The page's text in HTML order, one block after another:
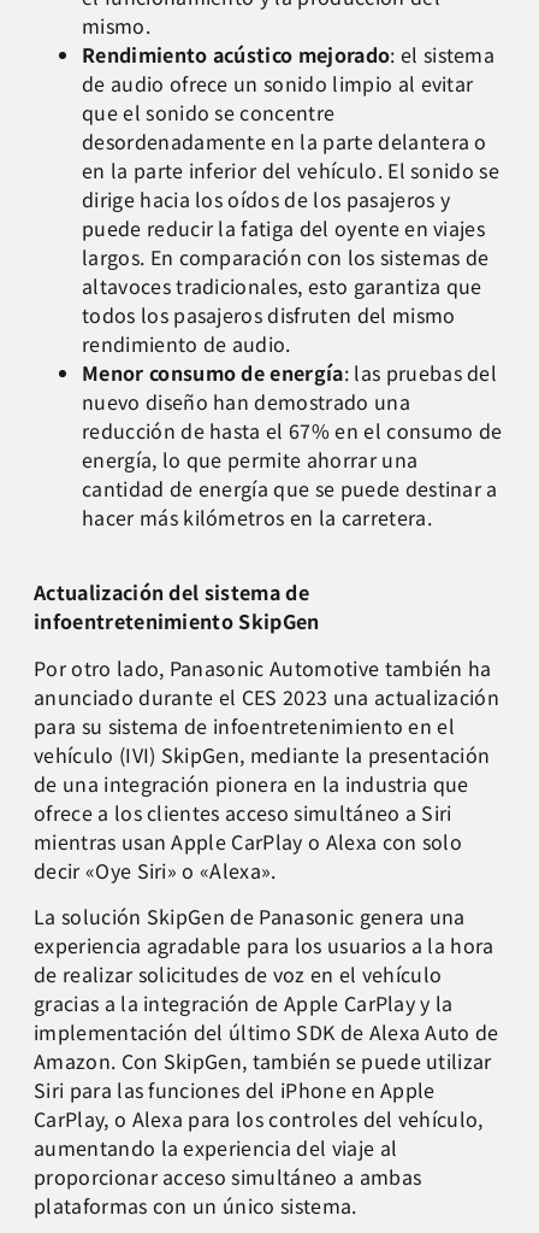
mismo.
Rendimiento acústico mejorado: el sistema
de audio ofrece un sonido limpio al evitar
que el sonido se concentre
desordenadamente en la parte delantera o
en la parte inferior del vehículo. El sonido se
dirige hacia los oídos de los pasajeros y
puede reducir la fatiga del oyente en viajes
largos. En comparación con los sistemas de
altavoces tradicionales, esto garantiza que
todos los pasajeros disfruten del mismo
rendimiento de audio.
Menor consumo de energía: las pruebas del
nuevo diseño han demostrado una
reducción de hasta el 67% en el consumo de
energía, lo que permite ahorrar una
cantidad de energía que se puede destinar a
hacer más kilómetros en la carretera.
Actualización del sistema de
infoentretenimiento SkipGen
Por otro lado, Panasonic Automotive también ha
anunciado durante el CES 2023 una actualización
para su sistema de infoentretenimiento en el
vehículo (IVI) SkipGen, mediante la presentación
de una integración pionera en la industria que
ofrece a los clientes acceso simultáneo a Siri
mientras usan Apple CarPlay o Alexa con solo
decir «Oye Siri» o «Alexa».
La solución SkipGen de Panasonic genera una
experiencia agradable para los usuarios a la hora
de realizar solicitudes de voz en el vehículo
gracias a la integración de Apple CarPlay y la
implementación del último SDK de Alexa Auto de
Amazon. Con SkipGen, también se puede utilizar
Siri para las funciones del iPhone en Apple
CarPlay, o Alexa para los controles del vehículo,
aumentando la experiencia del viaje al
proporcionar acceso simultáneo a ambas
plataformas con un único sistema.